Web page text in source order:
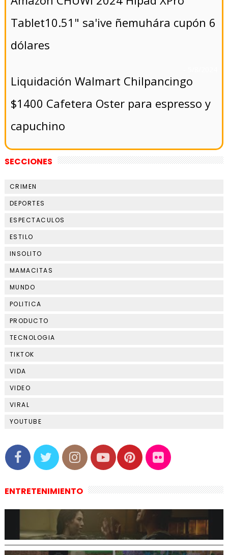
Tablet10.51" sa'ive ñemuhára cupón 6
dólares
Liquidación Walmart Chilpancingo
$1400 Cafetera Oster para espresso y
capuchino
SECCIONES
CRIMEN
DEPORTES
ESPECTACULOS
ESTILO
INSOLITO
MAMACITAS
MUNDO
POLITICA
PRODUCTO
TECNOLOGIA
TIKTOK
VIDA
VIDEO
VIRAL
YOUTUBE
ENTRETENIMIENTO